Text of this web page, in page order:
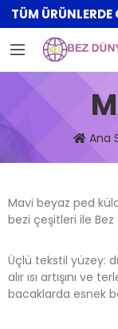
TÜM
Ana
Mavi beyaz ped
bezi çeşitleri ile Bez
Üçlü tekstil yüzey:
alır ısı artışını ve
bacaklarda esnek